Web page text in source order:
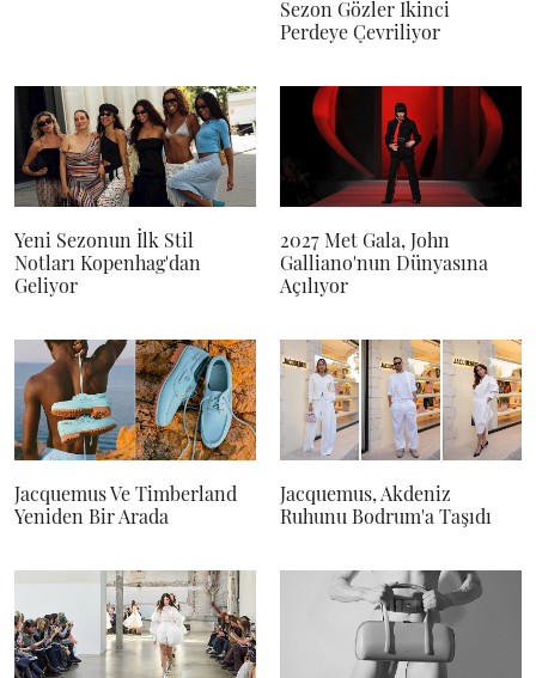
Sezon Gözler İkinci
Perdeye Çevriliyor
Yeni Sezonun İlk Stil
Notları Kopenhag'dan
Geliyor
2027 Met Gala, John
Galliano'nun Dünyasına
Açılıyor
Jacquemus Ve Timberland
Yeniden Bir Arada
Jacquemus, Akdeniz
Ruhunu Bodrum'a Taşıdı